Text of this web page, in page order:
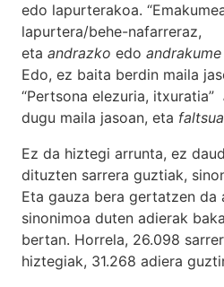
edo lapurterakoa.
lapurtera/behe-nafarreraz,
eta andrazko edo andrakume
Edo, ez baita berdin maila
“Pertsona elezuria, itxuratia”
dugu maila jasoan, eta faltsua
Ez da hiztegi arrunta, ez
dituzten sarrera guztiak,
Eta gauza bera gertatzen da
sinonimoa duten adierak
bertan. Horrela, 26.098
hiztegiak, 31.268 adiera